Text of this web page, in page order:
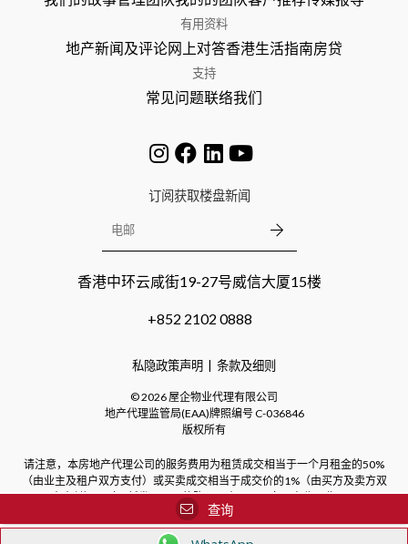
有用资料
地产新闻及评论网上对答香港生活指南房贷
支持
常见问题联络我们
订阅获取楼盘新闻
香港中环云咸街19-27号威信大厦15楼
+852 2102 0888
私隐政策声明 条款及细则
©2026 屋企物业代理有限公司
地产代理监管局(EAA)牌照编号C-036846
版权所有
请注意，本房地产代理公司的服务费用为租赁成交相当于一个月租金的50%
（由业主及租户双方支付）或买卖成交相当于成交价的1%（由买方及卖方双
方支付）。对于新发展项目的购买，本公司不向买方收取费用。
查询